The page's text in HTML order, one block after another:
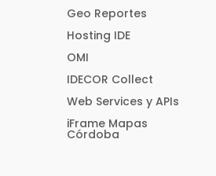
Geo Reportes
Hosting IDE
OMI
IDECOR Collect
Web Services y APIs
iFrame Mapas
Córdoba